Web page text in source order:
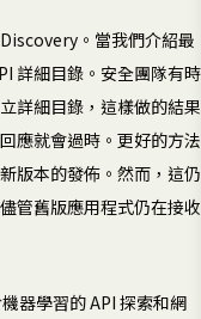
。當我們介紹最
詳細目錄。安全團隊有時
詳細目錄，這樣做的結果
應就會過時。更好的方法
版本的發佈。然而，這仍
管舊版應用程式仍在接收
器學習的 API 探索和網